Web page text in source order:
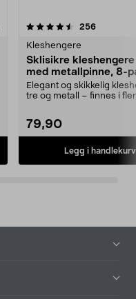
256
Kleshengere
Sklisikre
med metallpinne, 8-
Elegant og skikkelig
tre og metall – finnes i
79,90
Legg i handlekurv
4.5av 5 stjerner